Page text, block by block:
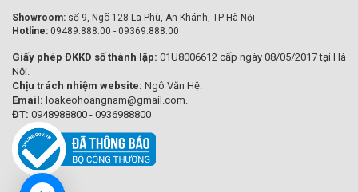
Showroom: số 9, Ngõ 128 La Phù, An Khánh, TP Hà Nội
Hotline: 09489.888.00 - 09369.888.00
Giấy phép ĐKKD số thành lập: 01U8006612 cấp ngày 08/05/2017 tại Hà
Nội.
Chịu trách nhiệm website: Ngô Văn Hệ.
Email: loakeohoangnam@gmail.com.
ĐT: 0948988800 - 0936988800